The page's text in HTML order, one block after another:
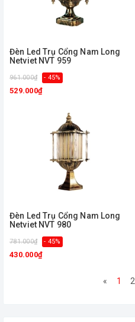
Đèn Led Trụ Cổng Nam Long
Netviet NVT 959
961.000₫ - 45%
529.000₫
Đèn Led Trụ Cổng Nam Long
Netviet NVT 980
781.000₫ - 45%
430.000₫
« 1 2